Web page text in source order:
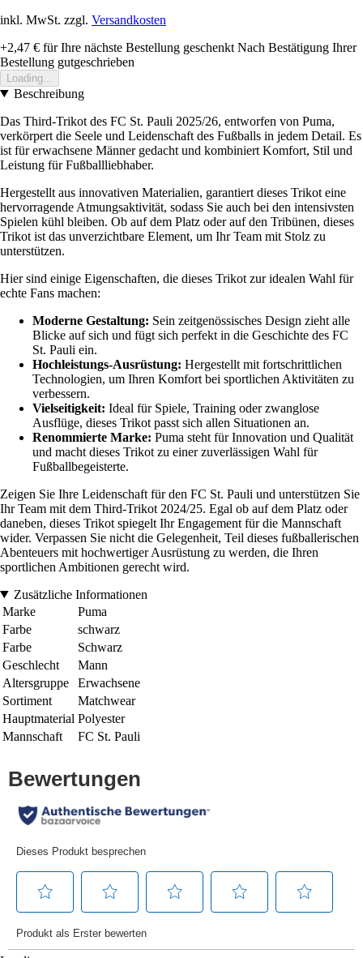
inkl. MwSt. zzgl. Versandkosten
+2,47 € für Ihre nächste Bestellung geschenkt Nach Bestätigung Ihrer
Bestellung gutgeschrieben
Loading...
Beschreibung
Das Third-Trikot des FC St. Pauli 2025/26, entworfen von Puma,
verkörpert die Seele und Leidenschaft des Fußballs in jedem Detail. Es
ist für erwachsene Männer gedacht und kombiniert Komfort, Stil und
Leistung für Fußballliebhaber.
Hergestellt aus innovativen Materialien, garantiert dieses Trikot eine
hervorragende Atmungsaktivität, sodass Sie auch bei den intensivsten
Spielen kühl bleiben. Ob auf dem Platz oder auf den Tribünen, dieses
Trikot ist das unverzichtbare Element, um Ihr Team mit Stolz zu
unterstützen.
Hier sind einige Eigenschaften, die dieses Trikot zur idealen Wahl für
echte Fans machen:
Moderne Gestaltung: Sein zeitgenössisches Design zieht alle
Blicke auf sich und fügt sich perfekt in die Geschichte des FC
St. Pauli ein.
Hochleistungs-Ausrüstung: Hergestellt mit fortschrittlichen
Technologien, um Ihren Komfort bei sportlichen Aktivitäten zu
verbessern.
Vielseitigkeit: Ideal für Spiele, Training oder zwanglose
Ausflüge, dieses Trikot passt sich allen Situationen an.
Renommierte Marke: Puma steht für Innovation und Qualität
und macht dieses Trikot zu einer zuverlässigen Wahl für
Fußballbegeisterte.
Zeigen Sie Ihre Leidenschaft für den FC St. Pauli und unterstützen Sie
Ihr Team mit dem Third-Trikot 2024/25. Egal ob auf dem Platz oder
daneben, dieses Trikot spiegelt Ihr Engagement für die Mannschaft
wider. Verpassen Sie nicht die Gelegenheit, Teil dieses fußballerischen
Abenteuers mit hochwertiger Ausrüstung zu werden, die Ihren
sportlichen Ambitionen gerecht wird.
Zusätzliche Informationen
Marke
Puma
Farbe
schwarz
Farbe
Schwarz
Geschlecht
Mann
Altersgruppe
Erwachsene
Sortiment
Matchwear
Hauptmaterial Polyester
Mannschaft
FC St. Pauli